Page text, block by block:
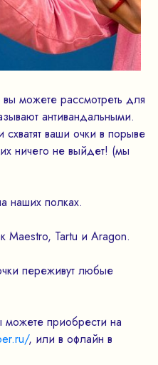
можете рассмотреть для
антивандальными.
ваши очки в порыве
ничего не выйдет! (мы
наших полках.
Maestro, Tartu и Aragon.
переживут любые
приобрести на
, или в офлайн в